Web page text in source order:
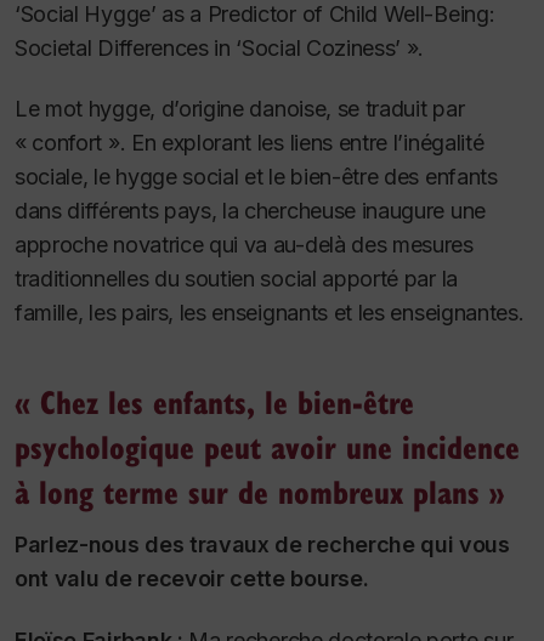
‘Social Hygge’ as a Predictor of Child Well-Being:
Societal Differences in ‘Social Coziness’ ».
Le mot hygge, d’origine danoise, se traduit par
« confort ». En explorant les liens entre l’inégalité
sociale, le hyggesocial et le bien-être des enfants
dans différents pays, la chercheuse inaugure une
approche novatrice qui va au-delà des mesures
traditionnelles du soutien social apporté par la
famille, les pairs, les enseignants et les enseignantes.
« Chez les enfants, le bien-être
psychologique peut avoir une incidence
à long terme sur de nombreux plans »
Parlez-nous des travaux de recherche qui vous
ont valu de recevoir cette bourse.